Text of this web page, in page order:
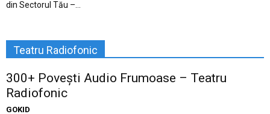
din Sectorul Tău –...
Teatru Radiofonic
300+ Povești Audio Frumoase – Teatru
Radiofonic
GOKID